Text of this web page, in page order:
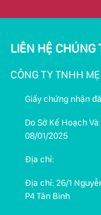
LIÊN HỆ CHÚNG
CÔNG TY TNHH
Giấy chứng nhận
Do Sở Kế Hoạch
08/01/2025
Địa chỉ:
Địa chỉ: 26/1
P4 Tân Bình